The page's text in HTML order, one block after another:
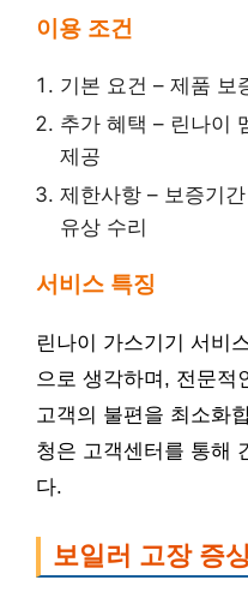
이용 조건
기본 요건 – 제품 보
추가 혜택 – 린나이
제공
제한사항 – 보증기
유상 수리
서비스 특징
린나이 가스기기 서비
으로 생각하며, 전문적
고객의 불편을 최소화
청은 고객센터를 통해
다.
보일러 고장 증